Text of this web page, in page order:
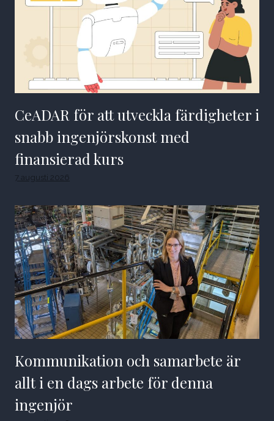
CeADAR för att utveckla färdigheter i
snabb ingenjörskonst med
finansierad kurs
7 augusti 2026
Kommunikation och samarbete är
allt i en dags arbete för denna
ingenjör